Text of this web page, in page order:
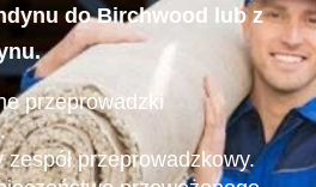
do Birchwood lub z
przeprowadzki
przeprowadzkowy.